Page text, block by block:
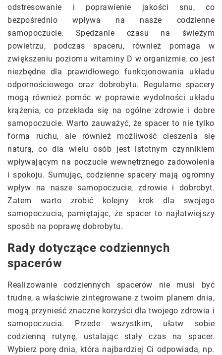
odstresowanie i poprawienie jakości snu, co
bezpośrednio wpływa na nasze codzienne
samopoczucie. Spędzanie czasu na świeżym
powietrzu, podczas spaceru, również pomaga w
zwiększeniu poziomu witaminy D w organizmie, co jest
niezbędne dla prawidłowego funkcjonowania układu
odpornościowego oraz dobrobytu. Regularne spacery
mogą również pomóc w poprawie wydolności układu
krążenia, co przekłada się na ogólne zdrowie i dobre
samopoczucie. Warto zauważyć, że spacer to nie tylko
forma ruchu, ale również możliwość cieszenia się
naturą, co dla wielu osób jest istotnym czynnikiem
wpływającym na poczucie wewnętrznego zadowolenia
i spokoju. Sumując, codzienne spacery mają ogromny
wpływ na nasze samopoczucie, zdrowie i dobrobyt.
Zatem warto zrobić kolejny krok dla swojego
samopoczucia, pamiętając, że spacer to najłatwiejszy
sposób na poprawę dobrobytu.
Rady dotyczące codziennych
spacerów
Realizowanie codziennych spacerów nie musi być
trudne, a właściwie zintegrowane z twoim planem dnia,
mogą przynieść znaczne korzyści dla twojego zdrowia i
samopoczucia. Przede wszystkim, ułatw sobie
codzienną rutynę, ustalając stały czas na spacer.
Wybierz porę dnia, która najbardziej Ci odpowiada, np.